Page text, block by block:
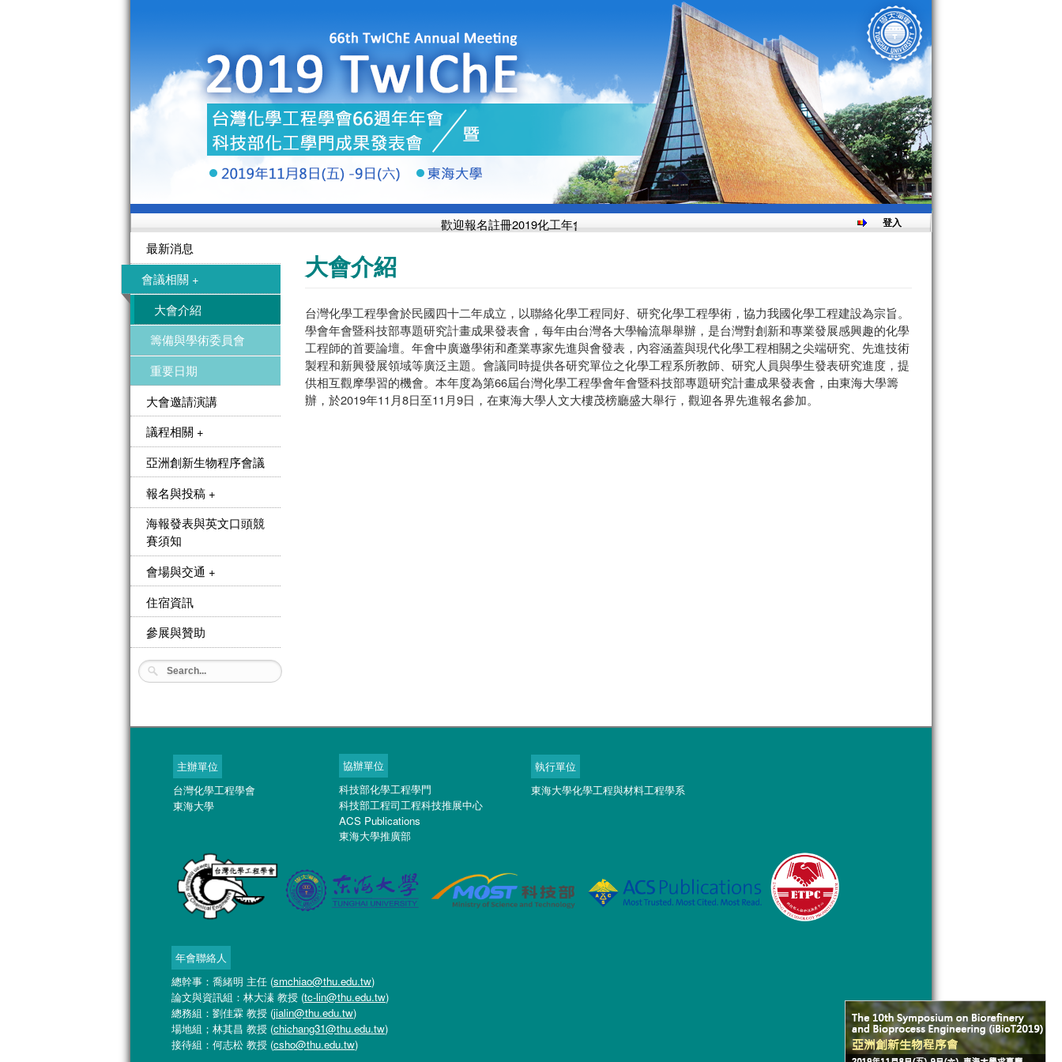
歡迎報名註冊2019化工年會 投稿日期延長至10月14日早鳥優惠付款期限為10月18日登入
最新消息
會議相關 +
大會介紹
籌備與學術委員會
重要日期
大會邀請演講
議程相關 +
亞洲創新生物程序會議
報名與投稿 +
海報發表與英文口頭競
賽須知
會場與交通 +
住宿資訊
參展與贊助
大會介紹
台灣化學工程學會於民國四十二年成立，以聯絡化學工程同好、研究化學工程學術，協力我國化學工程建設為宗旨。
學會年會暨科技部專題研究計畫成果發表會，每年由台灣各大學輪流舉舉辦，是台灣對創新和專業發展感興趣的化學
工程師的首要論壇。年會中廣邀學術和產業專家先進與會發表，內容涵蓋與現代化學工程相關之尖端研究、先進技術
製程和新興發展領域等廣泛主題。會議同時提供各研究單位之化學工程系所教師、研究人員與學生發表研究進度，提
供相互觀摩學習的機會。本年度為第66屆台灣化學工程學會年會暨科技部專題研究計畫成果發表會，由東海大學籌
辦，於2019年11月8日至11月9日，在東海大學人文大樓茂榜廳盛大舉行，觀迎各界先進報名參加。
主辦單位
台灣化學工程學會
東海大學
協辦單位
科技部化學工程學門
科技部工程司工程科技推展中心
ACS Publications
東海大學推廣部
執行單位
東海大學化學工程與材料工程學系
年會聯絡人
總幹事：喬緒明 主任 (smchiao@thu.edu.tw)
論文與資訊組：林大溱 教授 (tc-lin@thu.edu.tw)
總務組：劉佳霖 教授 (jialin@thu.edu.tw)
場地組；林其昌 教授 (chichang31@thu.edu.tw)
接待組：何志松 教授 (csho@thu.edu.tw)